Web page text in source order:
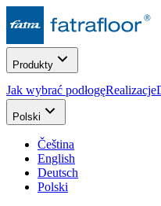
Produkty
Jak wybrać podłogęRealizacje
Polski
Čeština
English
Deutsch
Polski